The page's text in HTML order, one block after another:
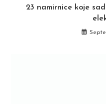
23 namirnice koje